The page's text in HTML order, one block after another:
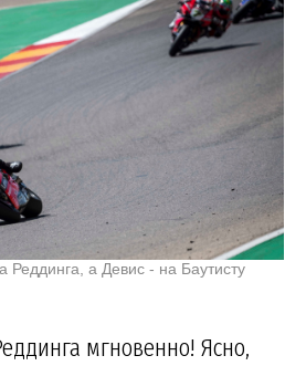
Реддинга, а Девис - на Баутисту
мгновенно! Ясно,